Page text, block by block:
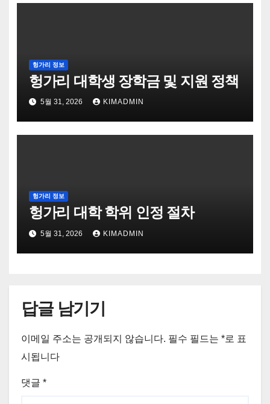
헝가리 정보
헝가리 대학생 장학금 및 지원 정책
5월 31, 2026 KIMADMIN
헝가리 정보
헝가리 대학 학위 인정 절차
5월 31, 2026 KIMADMIN
답글 남기기
이메일 주소는 공개되지 않습니다. 필수 필드는 *로 표
시됩니다
댓글 *